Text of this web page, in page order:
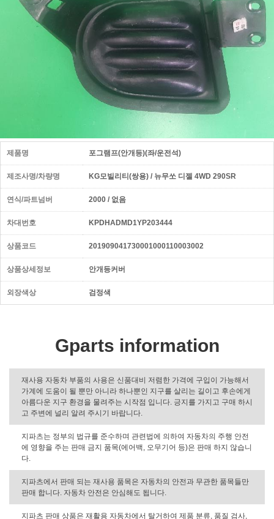
제품명 포그램프(안개등)(좌/운전석)
제조사명/차량명 KG모빌리티(쌍용) / 뉴무쏘 디젤 4WD 290SR
연식/파트넘버 2000 / 없음
차대번호 KPDHADMD1YP203444
상품코드 201909041730001000110003002
상품상세정보 안개등커버
외장색상 검정색
Gparts information
재사용 자동차 부품의 사용은 신품대비 저렴한 가격에 구입이 가능해서
가계에 도움이 될 뿐만 아니라 하나뿐인 지구를 살리는 길이고 후손에게
아름다운 지구 환경을 물려주는 시작점 입니다. 긍지를 가지고 구매 하시
고 주변에 널리 알려 주시기 바랍니다.
지파츠는 정부의 법규를 준수하며 관련법에 의하여 자동차의 주행 안전
에 영향을 주는 판매 금지 품목(에어백, 오무기어 등)은 판매 하지 않습니
다.
지파츠에서 판매 되는 재사용 품목은 자동차의 안전과 무관한 품목들만
판매 합니다. 자동차 안전은 안심해도 됩니다.
지파츠 판매 상품은 재활용 자동차에서 탈거하여 제품 분류, 품질 검사,